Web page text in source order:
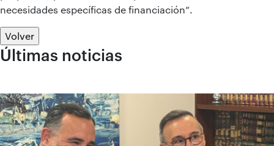
necesidades específicas de financiación”.
Volver
Últimas noticias